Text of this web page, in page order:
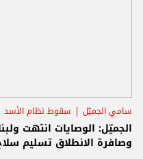
سامي الجميّل سقوط نظام الأسد
الجميّل: الوصايات انتهت
وصافرة الانطلاق تسليم